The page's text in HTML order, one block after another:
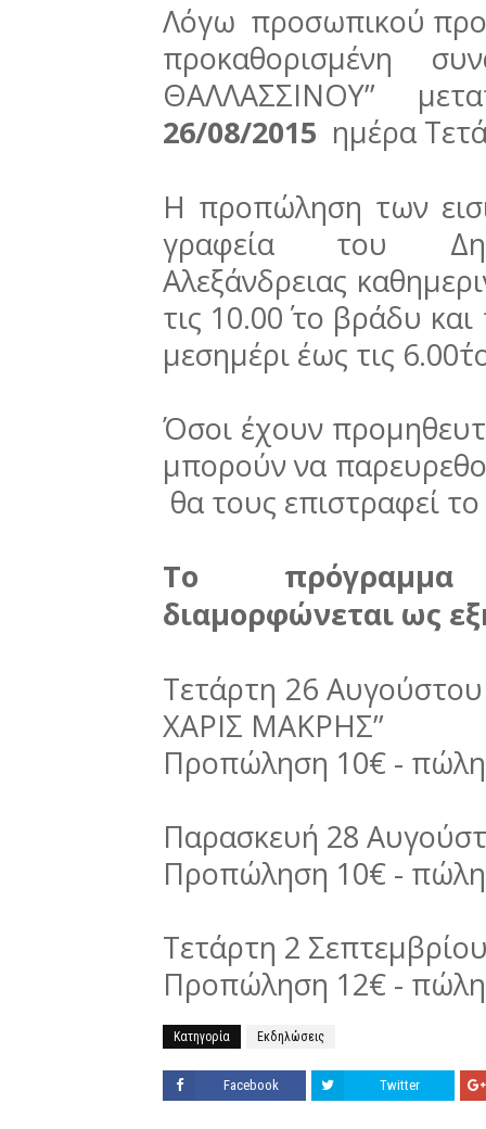
Λόγω προσωπικού
προκαθορισμένη
ΘΑΛΛΑΣΣΙΝΟΥ’’
26/08/2015 ημέρα
Η προπώληση των
γραφεία του
Αλεξάνδρειας
τις 10.00΄ το βράδυ
μεσημέρι έως τις
Όσοι έχουν
μπορούν να
θα τους επιστραφεί το
Το
διαμορφώνεται ως
Τετάρτη 26
ΧΑΡΙΣ ΜΑΚΡΗΣ’’
Προπώληση 10€ -
Παρασκευή 28
Προπώληση 10€ -
Τετάρτη 2
Προπώληση 12€ -
Κατηγορία Εκδηλώσεις
Facebook Twitter